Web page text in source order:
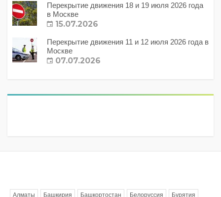
Перекрытие движения 18 и 19 июля 2026 года
в Москве
15.07.2026
Перекрытие движения 11 и 12 июля 2026 года в
Москве
07.07.2026
Алматы Башкирия Башкортостан Белоруссия Бурятия